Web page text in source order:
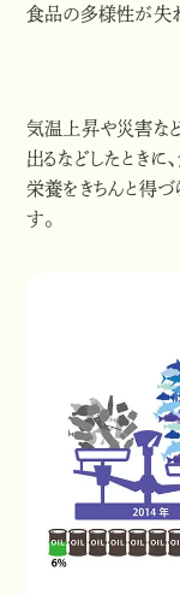
食品の多様性が失
気温上昇や災害な
出るなどしたときに
栄養をきちんと得づ
す。